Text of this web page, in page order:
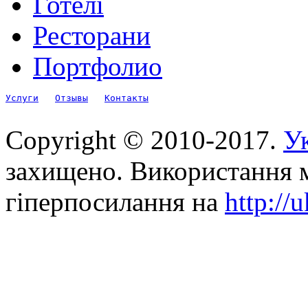
Ресторани
Портфолио
Услуги Отзывы Контакты
Copyright © 2010-2017.
захищено. Використання
гіперпосилання на http://